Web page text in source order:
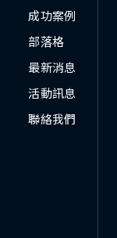
成功案例
部落格
最新消息
活動訊息
聯絡我們